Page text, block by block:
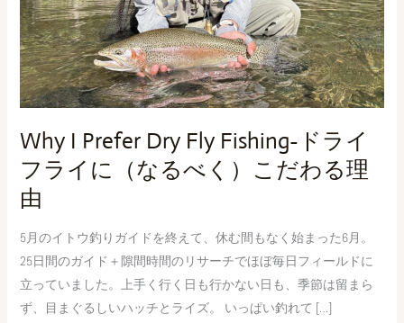
Why I Prefer Dry Fly Fishing-ドライ
フライに（なるべく）こだわる理
由
5月のイトウ釣りガイドを終えて、休む間もなく始まった6月。
25日間のガイド＋隙間時間のリサーチでほぼ毎日フィールドに
立っていました。上手く行く日も行かない日も、季節は留まら
ず、目まぐるしいハッチとライズ。 いっぱい釣れて […]
ラ
イ
フ
ラ
イ
（な
る
べ
こ
だ
わ
る